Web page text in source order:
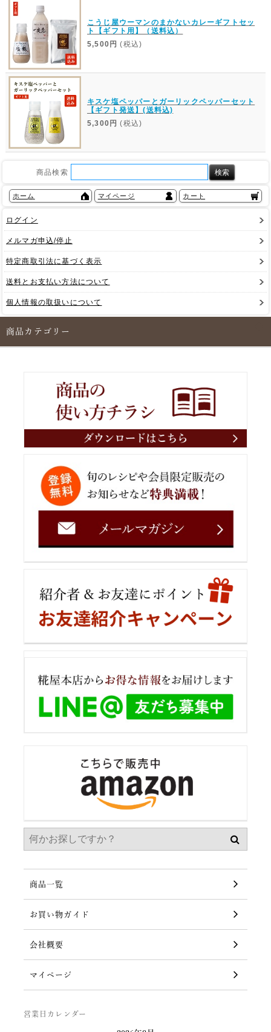
こうじ屋ウーマンのまかないカレーギフトセッ
ト【ギフト用】（送料込）
5,500円 (税込)
キスケ塩ペッパーとガーリックペッパーセット
【ギフト発送】(送料込)
5,300円 (税込)
商品検索
ホーム マイページ カート
ログイン
メルマガ申込/停止
特定商取引法に基づく表示
送料とお支払い方法について
個人情報の取扱いについて
商品カテゴリー
商品一覧
お買い物ガイド
会社概要
マイページ
営業日カレンダー